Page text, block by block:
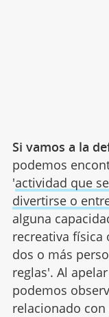
Si vamos a la
podemos
'actividad que
divertirse o
alguna
recreativa física
dos o más
reglas'. Al
podemos
relacionado